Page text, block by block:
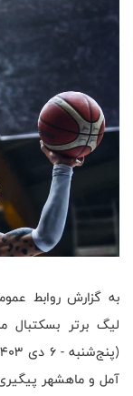
به گزارش روابط
لیگ برتر بسکتبال
آمل و ماهشهر